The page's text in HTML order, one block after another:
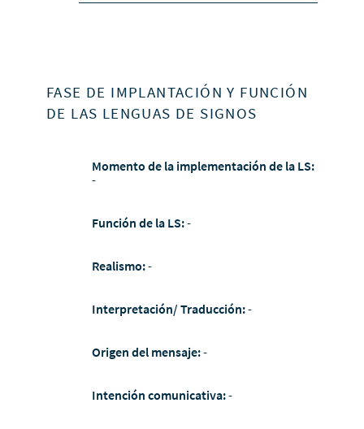
FASE DE IMPLANTACIÓN Y FUNCIÓN
DE LAS LENGUAS DE SIGNOS
Momento de la implementación de la LS:
-
Función de la LS:-
Realismo:-
Interpretación/ Traducción:-
Origen del mensaje:-
Intención comunicativa:-